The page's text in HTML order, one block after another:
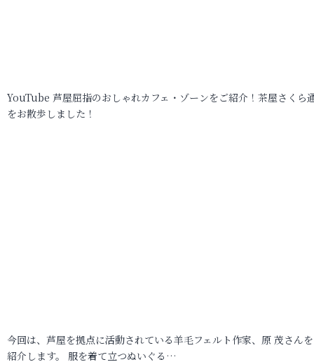
YouTube 芦屋屈指のおしゃれカフェ・ゾーンをご紹介！茶屋さくら
をお散歩しました！
今回は、芦屋を拠点に活動されている羊毛フェルト作家、原 茂さん
紹介します。 服を着て立つぬいぐる…